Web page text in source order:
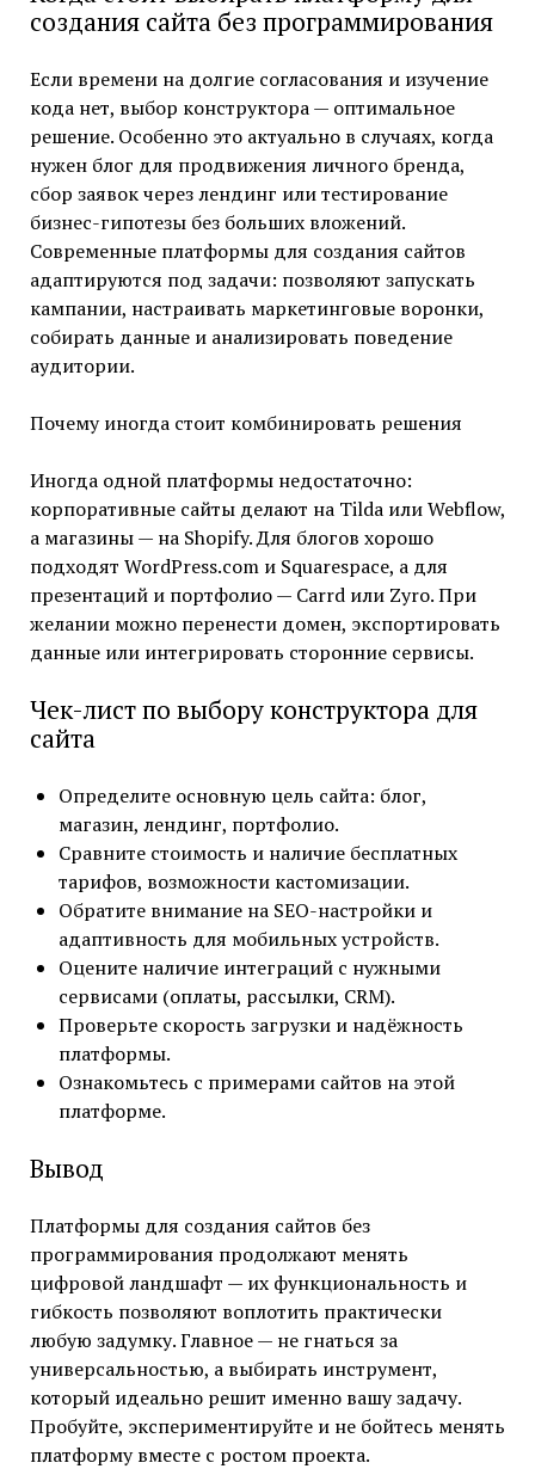
создания сайта без программирования
Если времени на долгие согласования и изучение
кода нет, выбор конструктора — оптимальное
решение. Особенно это актуально в случаях, когда
нужен блог для продвижения личного бренда,
сбор заявок через лендинг или тестирование
бизнес-гипотезы без больших вложений.
Современные платформы для создания сайтов
адаптируются под задачи: позволяют запускать
кампании, настраивать маркетинговые воронки,
собирать данные и анализировать поведение
аудитории.
Почему иногда стоит комбинировать решения
Иногда одной платформы недостаточно:
корпоративные сайты делают на Tilda или Webflow,
а магазины — на Shopify. Для блогов хорошо
подходят WordPress.com и Squarespace, а для
презентаций и портфолио — Carrd или Zyro. При
желании можно перенести домен, экспортировать
данные или интегрировать сторонние сервисы.
Чек-лист по выбору конструктора для
сайта
Определите основную цель сайта: блог,
магазин, лендинг, портфолио.
Сравните стоимость и наличие бесплатных
тарифов, возможности кастомизации.
Обратите внимание на SEO-настройки и
адаптивность для мобильных устройств.
Оцените наличие интеграций с нужными
сервисами (оплаты, рассылки, CRM).
Проверьте скорость загрузки и надёжность
платформы.
Ознакомьтесь с примерами сайтов на этой
платформе.
Вывод
Платформы для создания сайтов без
программирования продолжают менять
цифровой ландшафт — их функциональность и
гибкость позволяют воплотить практически
любую задумку. Главное — не гнаться за
универсальностью, а выбирать инструмент,
который идеально решит именно вашу задачу.
Пробуйте, экспериментируйте и не бойтесь менять
платформу вместе с ростом проекта.